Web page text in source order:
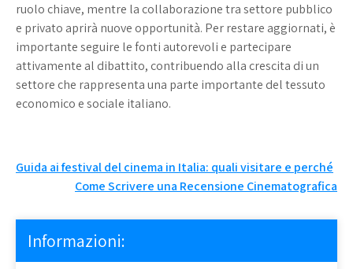
ruolo chiave, mentre la collaborazione tra settore pubblico
e privato aprirà nuove opportunità. Per restare aggiornati, è
importante seguire le fonti autorevoli e partecipare
attivamente al dibattito, contribuendo alla crescita di un
settore che rappresenta una parte importante del tessuto
economico e sociale italiano.
Navigazione
articoli
Guida ai festival del cinema in Italia: quali visitare e perché
Come Scrivere una Recensione Cinematografica
Informazioni: